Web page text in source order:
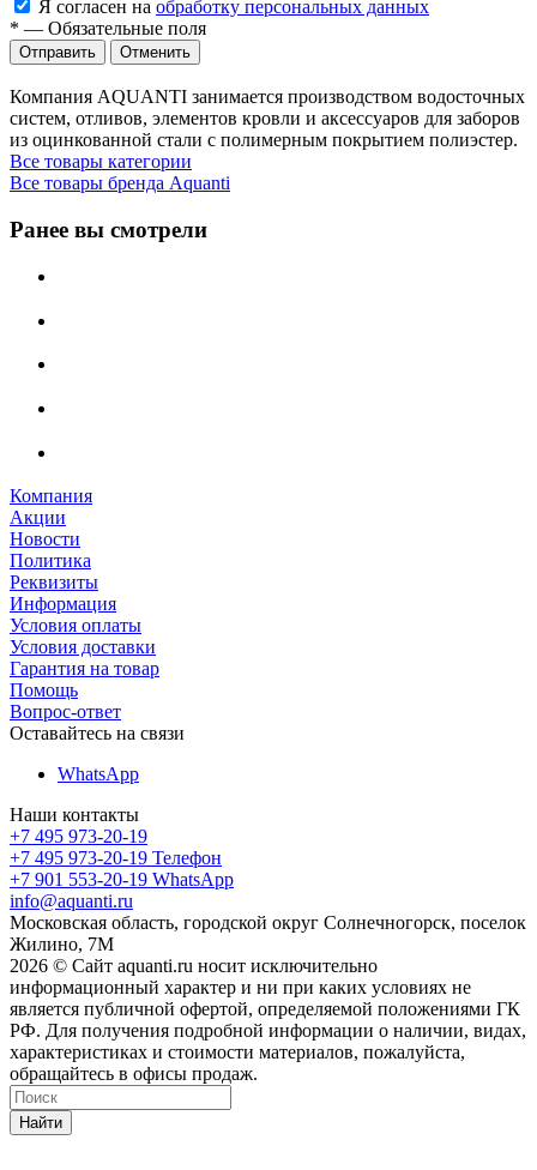
Я согласен на обработку персональных данных
* — Обязательные поля
Отменить
Компания AQUANTI занимается производством водосточных
систем, отливов, элементов кровли и аксессуаров для заборов
из оцинкованной стали с полимерным покрытием полиэстер.
Все товары категории
Все товары бренда Aquanti
Ранее вы смотрели
Компания
Акции
Новости
Политика
Реквизиты
Информация
Условия оплаты
Условия доставки
Гарантия на товар
Помощь
Вопрос-ответ
Оставайтесь на связи
WhatsApp
Наши контакты
+7 495 973-20-19
+7 495 973-20-19 Телефон
+7 901 553-20-19 WhatsApp
info@aquanti.ru
Московская область, городской округ Солнечногорск, поселок
Жилино, 7М
2026 © Сайт aquanti.ru носит исключительно
информационный характер и ни при каких условиях не
является публичной офертой, определяемой положениями ГК
РФ. Для получения подробной информации о наличии, видах,
характеристиках и стоимости материалов, пожалуйста,
обращайтесь в офисы продаж.
Найти